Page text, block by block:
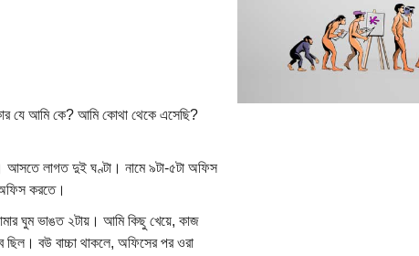
যে আমি কে? আমি কোথা থেকে এসেছি?
আসতে লাগত দুই ঘণ্টা। নামে ৯টা-৫টা অফিস
করতে।
ঘুম ভাঙত ২টায়। আমি কিছু খেয়ে, কাজ
বউ বাচ্চা থাকলে, অফিসের পর ওরা